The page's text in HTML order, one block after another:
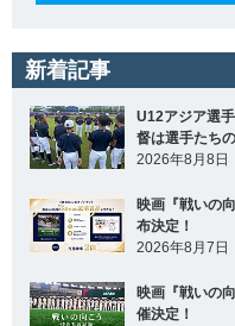
新着記事
U12アジア選
督は選手たち
2026年8月8日
映画『戦いの
布決定！
2026年8月7日
映画『戦いの
催決定！